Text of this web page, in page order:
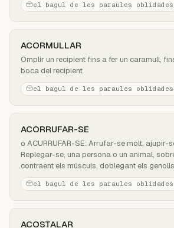
el bagul de les paraules oblidades
ACORMULLAR
Omplir un recipient fins a fer un caramull,
boca del recipient
el bagul de les paraules oblidades
ACORRUFAR-SE
o ACURRUFAR-SE: Arrufar-se molt, ajupir-
Replegar-se, una persona o un animal,
contraent els músculs, doblegant els genolls
el bagul de les paraules oblidades
ACOSTALAR